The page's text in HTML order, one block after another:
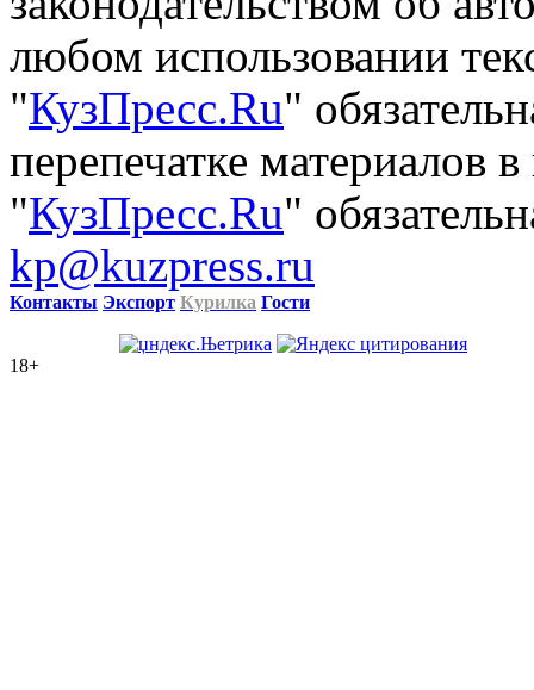
любом использовании
"КузПресс.Ru"
перепечатке материалов
"КузПресс.Ru"
kp@kuzpress.ru
Контакты Экспорт Курилка Гости
18+